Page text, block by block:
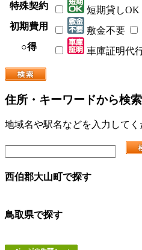
特殊契約
短期貸しOK
初期費用
敷金不要
○得
車庫証明代
住所・キーワードから検索
地域名や駅名などを入力してく
西伯郡大山町で探す
鳥取県で探す